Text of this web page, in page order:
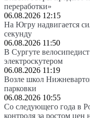
переработки»
06.08.2026 12:15
На Югру надвигается
секунду
06.08.2026 11:50
В Сургуте
электроскутером
06.08.2026 11:19
Возле школ
парковки
06.08.2026 10:55
Со следующего года в
контроля за ростом цен